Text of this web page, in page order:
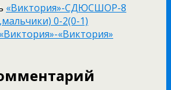
«Виктория»-СДЮСШОР-8
0-2(0-1)
«Виктория»-«Виктория»